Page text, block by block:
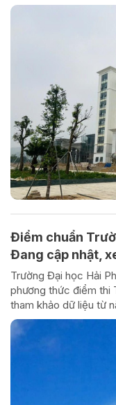
Điểm chuẩn
Đang cập nhật,
Trường Đại học Hải
phương thức điểm thi
tham khảo dữ liệu từ